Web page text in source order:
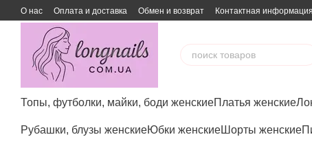
Перейти к основному контенту
О нас Оплата и доставка Обмен и возврат Контактная информация
Топы, футболки, майки, боди женскиеПлатья женские
Рубашки, блузы женскиеЮбки женскиеШорты женские